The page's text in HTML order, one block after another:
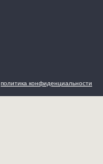
политика конфиденциальности